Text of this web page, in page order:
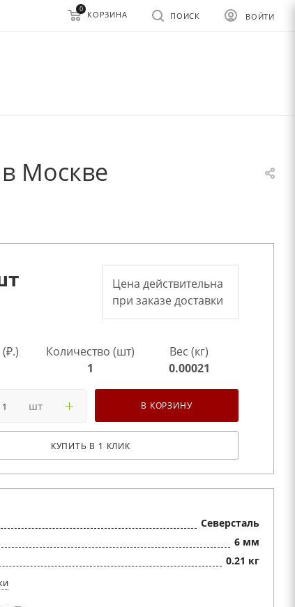
ВОЙТИ
ПОИСК
0
КОРЗИНА
Москве
Цена действительна
при заказе доставки
Количество (шт)
1
Вес (кг)
0.00021
шт В КОРЗИНУ
КУПИТЬ В 1 КЛИК
Северсталь
6 мм
0.21 кг